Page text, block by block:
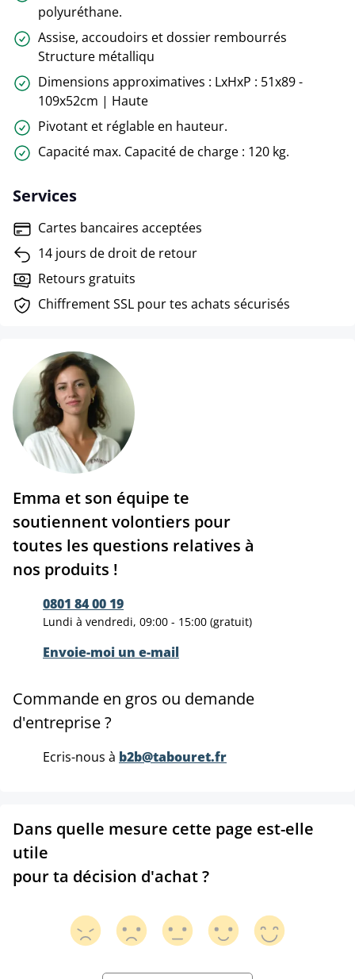
polyuréthane.
Assise, accoudoirs et dossier rembourrés
Structure métalliqu
Dimensions approximatives : LxHxP : 51x89 -
109x52cm | Haute
Pivotant et réglable en hauteur.
Capacité max. Capacité de charge : 120 kg.
Services
Cartes bancaires acceptées
14 jours de droit de retour
Retours gratuits
Chiffrement SSL pour tes achats sécurisés
Emma et son équipe te
soutiennent volontiers pour
toutes les questions relatives à
nos produits !
0801 84 00 19
Lundi à vendredi, 09:00 - 15:00 (gratuit)
Envoie-moi un e-mail
Commande en gros ou demande
d'entreprise ?
Ecris-nous à b2b@tabouret.fr
Dans quelle mesure cette page est-elle
utile
pour ta décision d'achat ?